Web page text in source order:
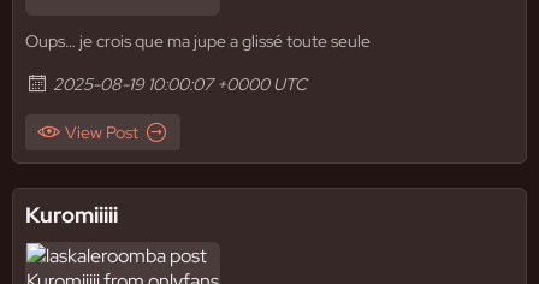
Oups… je crois que ma jupe a glissé toute seule
2025-08-19 10:00:07 +0000 UTC
View Post
Kuromiiiii